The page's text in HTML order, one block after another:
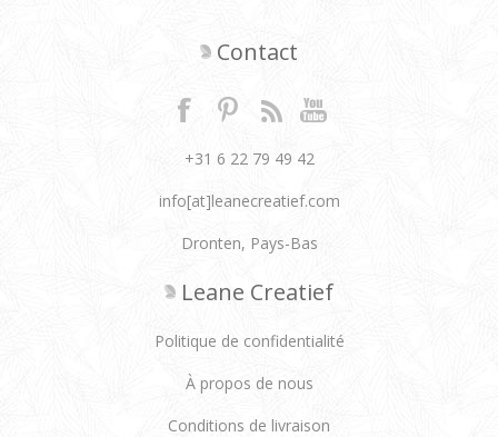
Contact
+31 6 22 79 49 42
info[at]leanecreatief.com
Dronten, Pays-Bas
Leane Creatief
Politique de confidentialité
À propos de nous
Conditions de livraison